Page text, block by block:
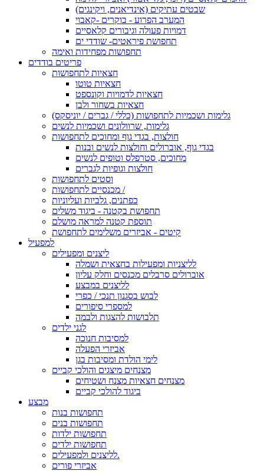
שבטים עתיקים (אינדיאנים, ויקינגים)
המערב הפרוע - בוקרים -קאבוי
דמויות פעולה וגיבורים קלאסיים
תחפושת פיראטים- שודדי ים
תחפושות מפחידות ואימה
פריטים בודדים
חצאיות לתחפושות
חצאיות טוטו
חצאיות לדמויות וקונספט
חצאיות בשחור ולבן
גלימות ושכמיות לתחפושות (כללי / גברים / יוניסקס)
גלימות, שרוולונים ושכמיות לנשים
חולצות, בגדי גוף ומחוכים לתחפושות
בגדי גוף, אוברולים וחולצות לנשים ובנות
מחוכים, סטרפלס וטופים לנשים
חולצות וגופיות לגברים
וסטים לתחפושות
מכנסיים לתחפושות /
כפתנים, גלביות ועליוניות
תחפושת בקטנה - ביגוד משלים
תוספת קטנה למראה מושלם
קיטים - אביזרים משלימים לתחפושת
למפעיל
ליצנים ומפעילים
לליצניות ומפעילות בחצאית ושמלה
אוברולים סרבלים מכנסים וחלק עליון
לליצנים במבצע
לבוש בסגנון תנכי / כפרי
למספרי סיפורים
תלבושות להצגות ולבמה
לגני ילדים
למסיבות חנוכה
אביזרי הפעלה
לימי הולדת ומסיבות בגן
מצנחים מיצגים והולכי קביים
מצנחים חצאיות מצנח ושטיחים
ביגוד להולכי קביים
מבצע
תחפושות בנות
תחפושות בנים
תחפושות ילדות
תחפושות ילדים
לליצנים ולמפעילים.
אביזרי פורים